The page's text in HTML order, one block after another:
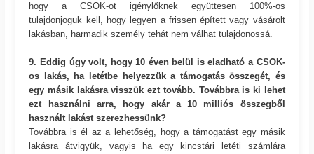
hogy a CSOK-ot igénylőknek együttesen 100%-os
tulajdonjoguk kell, hogy legyen a frissen épített vagy vásárolt
lakásban, harmadik személy tehát nem válhat tulajdonossá.
9. Eddig úgy volt, hogy 10 éven belül is eladható a CSOK-
os lakás, ha letétbe helyezzük a támogatás összegét, és
egy másik lakásra visszük ezt tovább. Továbbra is ki lehet
ezt használni arra, hogy akár a 10 milliós összegből
használt lakást szerezhessünk?
Továbbra is él az a lehetőség, hogy a támogatást egy másik
lakásra átvigyük, vagyis ha egy kincstári letéti számlára